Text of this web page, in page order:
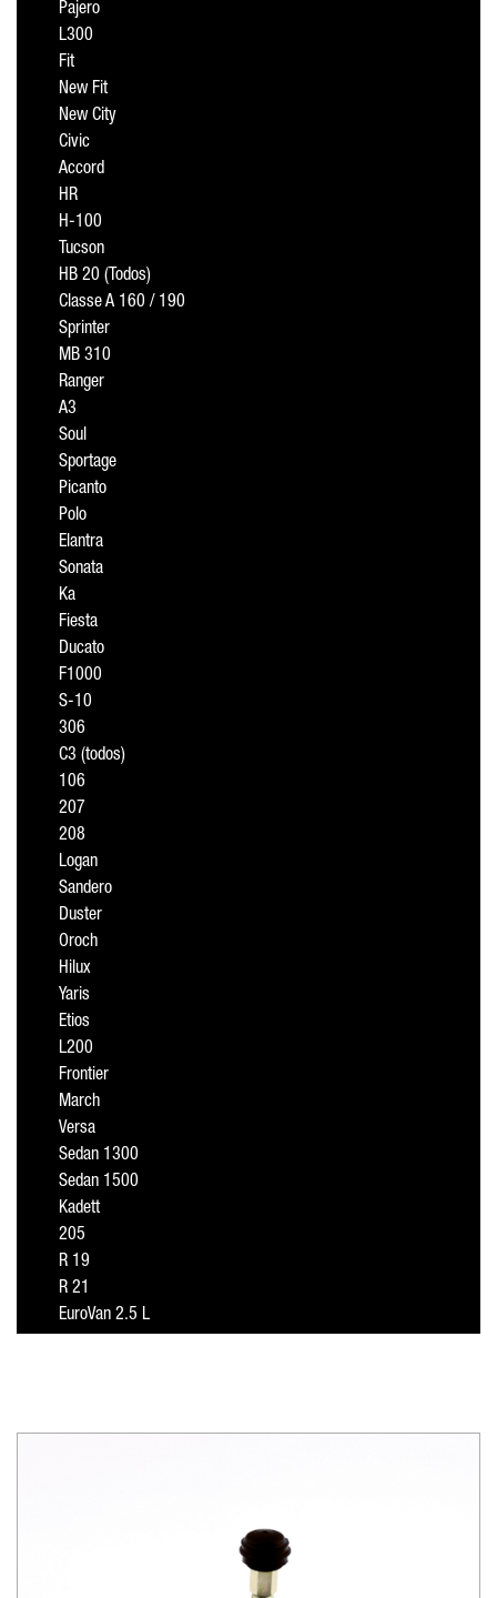
Pajero
L300
Fit
New Fit
New City
Civic
Accord
HR
H-100
Tucson
HB 20 (Todos)
Classe A 160 / 190
Sprinter
MB 310
Ranger
A3
Soul
Sportage
Picanto
Polo
Elantra
Sonata
Ka
Fiesta
Ducato
F1000
S-10
306
C3 (todos)
106
207
208
Logan
Sandero
Duster
Oroch
Hilux
Yaris
Etios
L200
Frontier
March
Versa
Sedan 1300
Sedan 1500
Kadett
205
R 19
R 21
EuroVan 2.5 L